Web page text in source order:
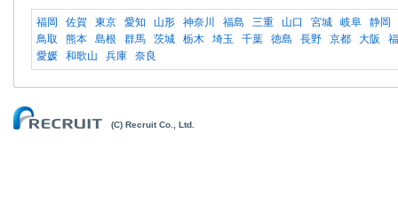
福岡 佐賀 東京 愛知 山形 神奈川 福島 三重 山口 宮城 岐阜
静岡
鳥取
熊本 島根 群馬 茨城 栃木 埼玉 千葉 徳島 長野 京都 大阪
愛媛
和歌山 兵庫 奈良
(C) Recruit Co., Ltd.